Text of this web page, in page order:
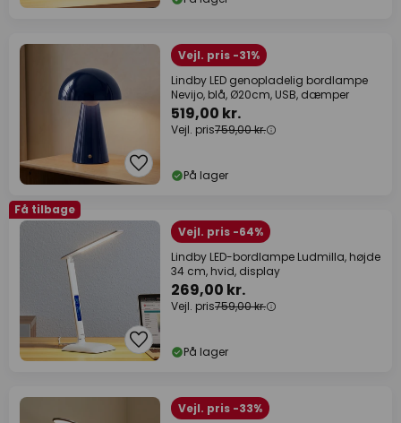
Vejl. pris -31%
Lindby LED genopladelig bordlampe
Nevijo, blå, Ø20cm, USB, dæmper
519,00 kr.
Vejl. pris759,00 kr.
På lager
Få tilbage
Vejl. pris -64%
Lindby LED-bordlampe Ludmilla, højde
34 cm, hvid, display
269,00 kr.
Vejl. pris759,00 kr.
På lager
Vejl. pris -33%